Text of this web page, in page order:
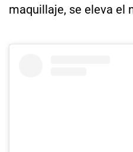
maquillaje, se eleva el